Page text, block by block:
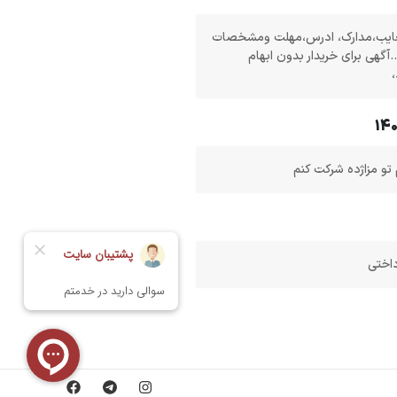
ادرس،مهلت ومشخصات
برای خریدار بدون ابهام
مزاژده شرکت کنم